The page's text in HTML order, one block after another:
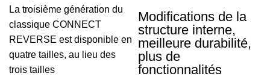
La troisième génération du
classique CONNECT
REVERSE est disponible en
quatre tailles, au lieu des
trois tailles
Modifications de la
structure interne,
meilleure durabilité,
plus de
fonctionnalités